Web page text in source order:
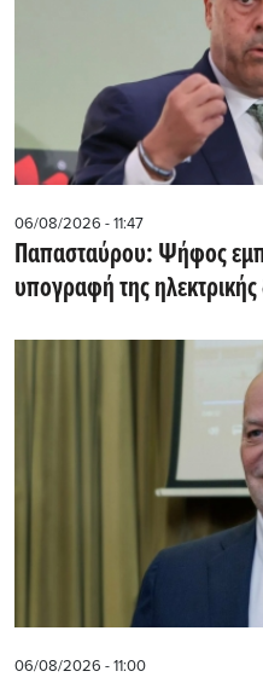
06/08/2026 - 11:47
Παπασταύρου: Ψήφος
υπογραφή της
06/08/2026 - 11:00